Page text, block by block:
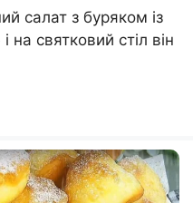
салат з буряком із
на святковий стіл він